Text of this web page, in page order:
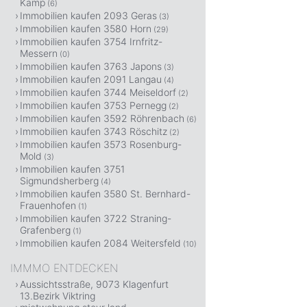
Kamp (6)
Immobilien kaufen 2093 Geras (3)
Immobilien kaufen 3580 Horn (29)
Immobilien kaufen 3754 Irnfritz-
Messern (0)
Immobilien kaufen 3763 Japons (3)
Immobilien kaufen 2091 Langau (4)
Immobilien kaufen 3744 Meiseldorf (2)
Immobilien kaufen 3753 Pernegg (2)
Immobilien kaufen 3592 Röhrenbach (6)
Immobilien kaufen 3743 Röschitz (2)
Immobilien kaufen 3573 Rosenburg-
Mold (3)
Immobilien kaufen 3751
Sigmundsherberg (4)
Immobilien kaufen 3580 St. Bernhard-
Frauenhofen (1)
Immobilien kaufen 3722 Straning-
Grafenberg (1)
Immobilien kaufen 2084 Weitersfeld (10)
IMMMO ENTDECKEN
Aussichtsstraße, 9073 Klagenfurt
13.Bezirk Viktring